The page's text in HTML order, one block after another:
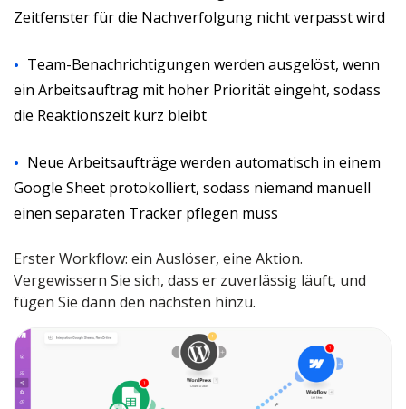
Zeitfenster für die Nachverfolgung nicht verpasst wird
Team-Benachrichtigungen werden ausgelöst, wenn
ein Arbeitsauftrag mit hoher Priorität eingeht, sodass
die Reaktionszeit kurz bleibt
Neue Arbeitsaufträge werden automatisch in einem
Google Sheet protokolliert, sodass niemand manuell
einen separaten Tracker pflegen muss
Erster Workflow: ein Auslöser, eine Aktion.
Vergewissern Sie sich, dass er zuverlässig läuft, und
fügen Sie dann den nächsten hinzu.